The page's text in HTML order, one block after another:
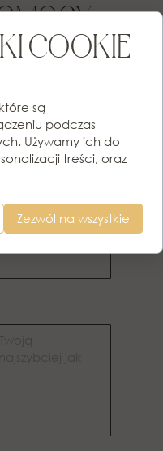
NAPISZ!
numer telefonu:
COOKIE
są
podczas
Używamy ich do
treści, oraz
Zezwól na wszystkie